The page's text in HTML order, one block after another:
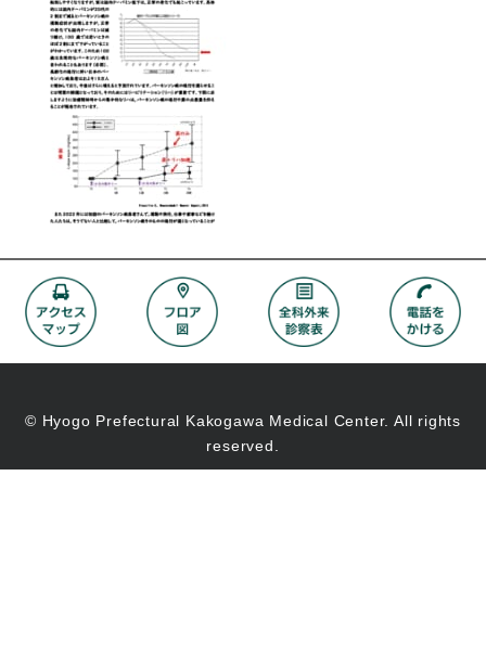
© Hyogo Prefectural Kakogawa Medical Center. All rights
reserved.